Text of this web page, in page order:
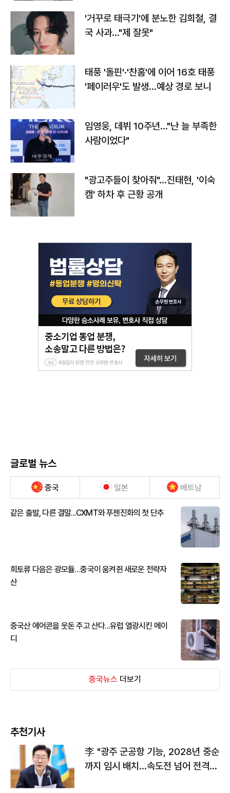
'거꾸로 태극기'에 분노한 김희철, 결
국 사과…"제 잘못"
태풍 '돌핀'·'찬홈'에 이어 16호 태풍
'페이러우'도 발생…예상 경로 보니
임영웅, 데뷔 10주년…"난 늘 부족한
사람이었다"
"광고주들이 찾아줘"…진태현, '이숙
캠' 하차 후 근황 공개
글로벌 뉴스
중국 일본 베트남
같은 출발, 다른 결말...CXMT와 푸젠진화의 첫 단추
희토류 다음은 광모듈…중국이 움켜쥔 새로운 전략자
산
중국산 에어콘을 웃돈 주고 산다...유럽 열광시킨 메이
디
중국뉴스 더보기
추천기사
李 "광주 군공항 기능, 2028년 중순
까지 임시 배치…속도전 넘어 전격